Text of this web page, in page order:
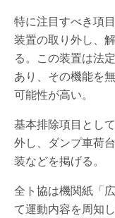
特に注目すべき項
装置の取り外し、
る。この装置は法
あり、その機能を
可能性が高い。
基本排除項目とし
外し、ダンプ車荷
装などを掲げる。
全ト協は機関紙「
て運動内容を周知